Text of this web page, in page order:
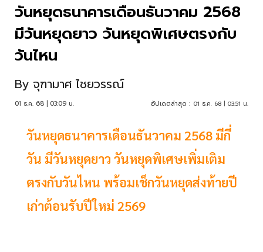
วันหยุดธนาคารเดือนธันวาคม 2568
มีวันหยุดยาว วันหยุดพิเศษตรงกับ
วันไหน
By จุฑามาศ ไชยวรรณ์
01 ธ.ค. 68 | 03:09 น. อัปเดตล่าสุด : 01 ธ.ค. 68 | 03:51 น.
วันหยุดธนาคารเดือนธันวาคม 2568 มีกี่
วัน มีวันหยุดยาว วันหยุดพิเศษเพิ่มเติม
ตรงกับวันไหน พร้อมเช็กวันหยุดส่งท้ายปี
เก่าต้อนรับปีใหม่ 2569